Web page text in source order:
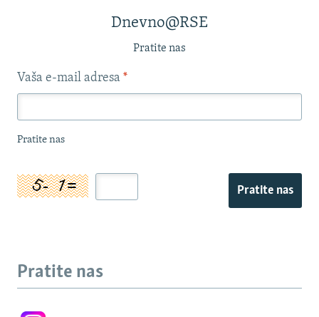
Dnevno@RSE
Pratite nas
Vaša e-mail adresa *
Pratite nas
Pratite nas
Pratite nas